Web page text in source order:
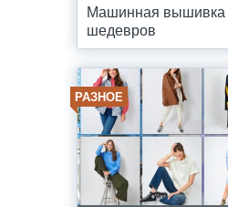
Машинная вышивка
шедевров
РАЗНОЕ